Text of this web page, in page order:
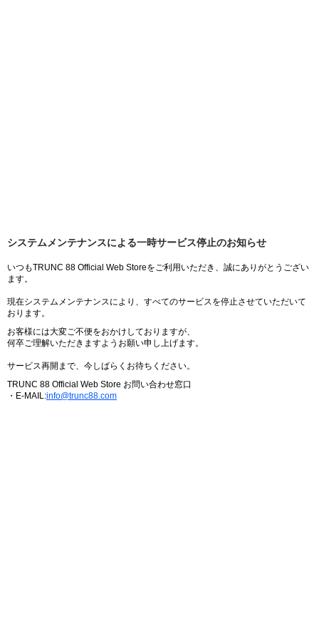
システムメンテナンスによる一時サービス停止のお知らせ
いつもTRUNC 88 Official Web Storeをご利用いただき、誠にありがとうござい
ます。
現在システムメンテナンスにより、すべてのサービスを停止させていただいて
おります。
お客様には大変ご不便をおかけしておりますが、
何卒ご理解いただきますようお願い申し上げます。
サービス再開まで、今しばらくお待ちください。
TRUNC 88 Official Web Store お問い合わせ窓口
・E-MAIL:info@trunc88.com